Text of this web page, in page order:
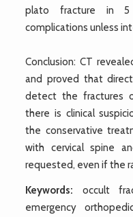
plato fracture in 5
complications unless
Conclusion: CT
and proved that
detect the fractures
there is clinical
the conservative
with cervical spine
requested, even if the
Keywords: occult
emergency